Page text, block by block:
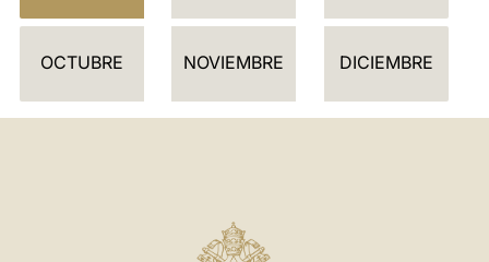
R
OCTUBRE NOVIEMBRE DICIEMBRE